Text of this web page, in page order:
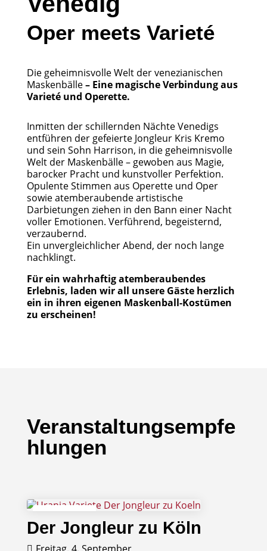
Oper meets Varieté
Die geheimnisvolle Welt der venezianischen
Maskenbälle– Eine magische Verbindung aus
Varieté und Operette.
Inmitten der schillernden Nächte Venedigs
entführen der gefeierte Jongleur Kris Kremo
und sein Sohn Harrison, in die geheimnisvolle
Welt der Maskenbälle – gewoben aus Magie,
barocker Pracht und kunstvoller Perfektion.
Opulente Stimmen aus Operette und Oper
sowie atemberaubende artistische
Darbietungen ziehen in den Bann einer Nacht
voller Emotionen. Verführend, begeisternd,
verzaubernd.
Ein unvergleichlicher Abend, der noch lange
nachklingt.
Für ein wahrhaftig atemberaubendes
Erlebnis, laden wir all unsere Gäste herzlich
ein in ihren eigenen Maskenball-Kostümen
zu erscheinen!
Veranstaltungsempfe
hlungen
04
September
Der Jongleur zu Köln
Freitag, 4. September